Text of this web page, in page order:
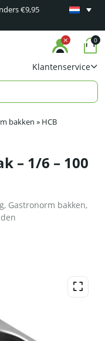
€9,95
Minimaal
Klantenservice
0
bakken » HCB
– 1/6 – 100
, Gastronorm bakken,